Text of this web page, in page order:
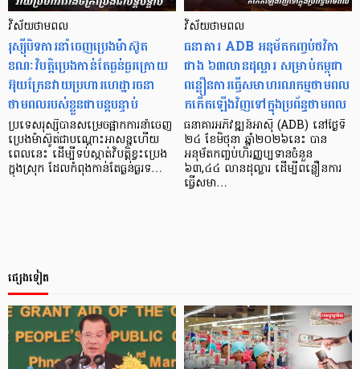
វិស័យថាមពល
រុស្ស៊ីបិទការនាំចេញប្រេងម៉ាស៊ូត
ខណៈវិបត្តិប្រេងកាន់តែធ្ងន់ធ្ងរក្រោយ
អ៊ុយក្រែនវាយប្រហារហេដ្ឋារចនា
ថាមពលរបស់ខ្លួនជាបន្តបន្ទាប់
ប្រទេសរុស្ស៊ីបានសម្រេចផ្អាកការនាំចេញ
ប្រេងម៉ាស៊ូតជាបណ្តោះអាសន្នហើយ
ពេល​នេះ ​ដើម្បីទប់ស្កាត់វិបត្តិខ្វះប្រេង
ក្នុងស្រុក ដែលកំពុងកាន់តែធ្ងន់ធ្ងរទ…
វិស័យថាមពល
ធនាគារ ADB អនុម័តកញ្ចប់ថវិកា
ជាង ៦៣លានដុល្លារ សម្រាប់កម្ពុជា
ពន្លឿនការធ្វើ​សមាហរណកម្មថាមពល​
កកើតឡើងវិញទៅក្នុងប្រព័ន្ធថាមពល
ធនាគារអភិវឌ្ឍន៍អាស៊ី (ADB) នៅថ្ងៃទី
២៤ ខែមិថុនា ឆ្នាំ២០២៦នេះ បាន
អនុម័តកញ្ចប់​ហិរញ្ញប្បទានចំនួន
៦៣,៤៤ លានដុល្លារ ដើម្បីពន្លឿនការ
ធ្វើសមា…
ផ្សេងទៀត